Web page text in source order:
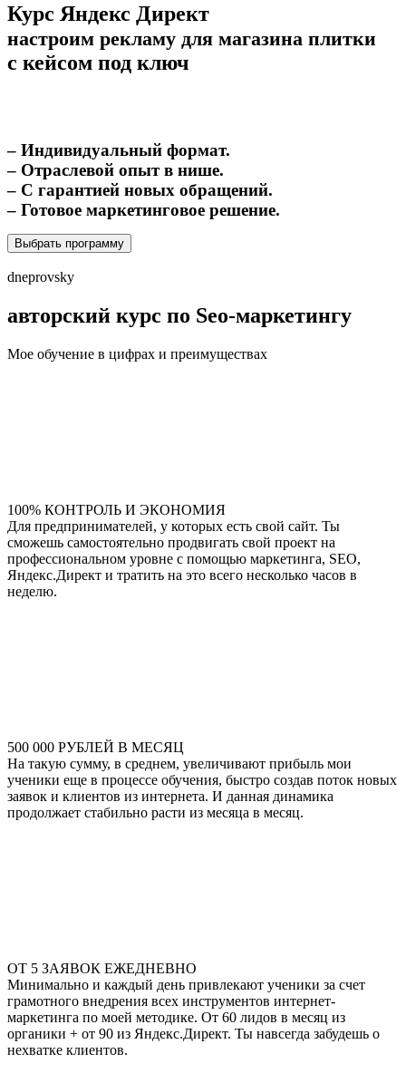
Курс Яндекс Директ
настроим рекламу для магазина плитки
с кейсом под ключ
– Индивидуальный формат.
– Отраслевой опыт в нише.
– С гарантией новых обращений.
– Готовое маркетинговое решение.
Выбрать программу
dneprovsky
авторский курс по Seo-маркетингу
Мое обучение в цифрах и преимуществах
100% КОНТРОЛЬ И ЭКОНОМИЯ
Для предпринимателей, у которых есть свой сайт. Ты
сможешь самостоятельно продвигать свой проект на
профессиональном уровне с помощью маркетинга, SEO,
Яндекс.Директ и тратить на это всего несколько часов в
неделю.
500 000 РУБЛЕЙ В МЕСЯЦ
На такую сумму, в среднем, увеличивают прибыль мои
ученики еще в процессе обучения, быстро создав поток новых
заявок и клиентов из интернета. И данная динамика
продолжает стабильно расти из месяца в месяц.
ОТ 5 ЗАЯВОК ЕЖЕДНЕВНО
Минимально и каждый день привлекают ученики за счет
грамотного внедрения всех инструментов интернет-
маркетинга по моей методике. От 60 лидов в месяц из
органики + от 90 из Яндекс.Директ. Ты навсегда забудешь о
нехватке клиентов.